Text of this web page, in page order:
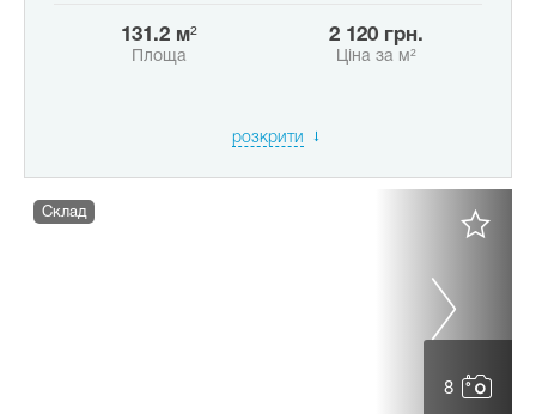
131.2 м²
Площа
2 120 грн.
Ціна за м²
розкрити
8
Склад